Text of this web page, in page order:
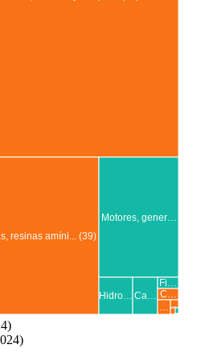
resinas amíni... (39)
Motores, gener…
Hidro… Ca…
Fi…
C…
..
....